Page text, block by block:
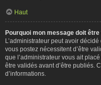
Haut
Pourquoi mon message doit être
L’administrateur peut avoir
vous postez nécessitent d’être
que l’administrateur vous ait
être validés avant d’être publiés.
d’informations.